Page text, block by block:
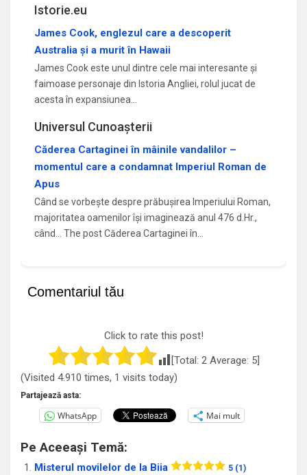
Istorie.eu
James Cook, englezul care a descoperit
Australia și a murit în Hawaii
James Cook este unul dintre cele mai interesante și
faimoase personaje din Istoria Angliei, rolul jucat de
acesta în expansiunea…
Universul Cunoașterii
Căderea Cartaginei în mâinile vandalilor –
momentul care a condamnat Imperiul Roman de
Apus
Când se vorbește despre prăbușirea Imperiului Roman,
majoritatea oamenilor își imaginează anul 476 d.Hr.,
când... The post Căderea Cartaginei în…
Comentariul tău
Click to rate this post!
[Total: 2Average: 5]
(Visited 4.910 times, 1 visits today)
Partajează asta:
WhatsApp Mai mult
Pe Aceeași Temă:
Misterul movilelor de la Biia 5 (1)